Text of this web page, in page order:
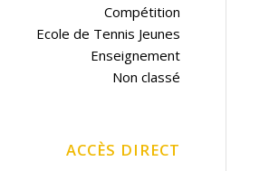
Compétition
Ecole de Tennis Jeunes
Enseignement
Non classé
ACCÈS DIRECT